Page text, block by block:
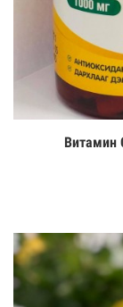
Цааш
Витамин